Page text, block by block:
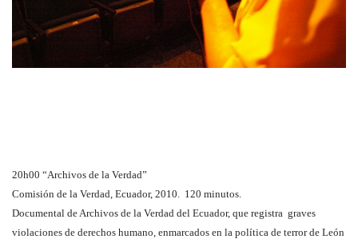
20h00 “Archivos de la Verdad”
Comisión de la Verdad, Ecuador, 2010. 120 minutos.
Documental de Archivos de la Verdad del Ecuador, que registra graves
violaciones de derechos humano, enmarcados en la política de terror de León